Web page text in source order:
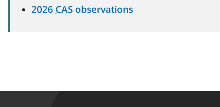
2026 CAS observations